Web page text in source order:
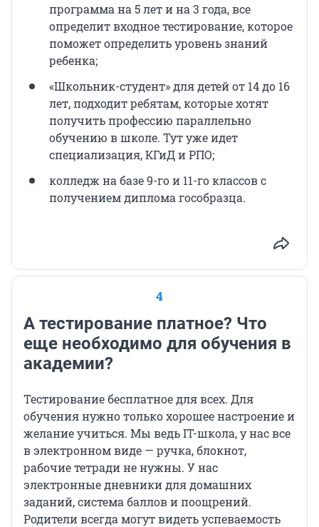
программа на 5 лет и на 3 года, все
определит входное тестирование, которое
поможет определить уровень знаний
ребенка;
«Школьник-студент» для детей от 14 до 16
лет, подходит ребятам, которые хотят
получить профессию параллельно
обучению в школе. Тут уже идет
специализация, КГиД и РПО;
колледж на базе 9-го и 11-го классов с
получением диплома гособразца.
4
А тестирование платное? Что
еще необходимо для обучения в
академии?
Тестирование бесплатное для всех. Для
обучения нужно только хорошее настроение и
желание учиться. Мы ведь IT-школа, у нас все
в электронном виде — ручка, блокнот,
рабочие тетради не нужны. У нас
электронные дневники для домашних
заданий, система баллов и поощрений.
Родители всегда могут видеть успеваемость